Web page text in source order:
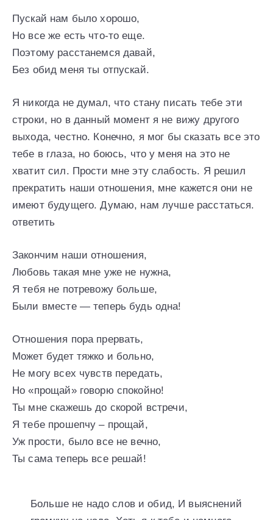
Пускай нам было хорошо,
Но все же есть что-то еще.
Поэтому расстанемся давай,
Без обид меня ты отпускай.
Я никогда не думал, что стану писать тебе эти
строки, но в данный момент я не вижу другого
выхода, честно. Конечно, я мог бы сказать все это
тебе в глаза, но боюсь, что у меня на это не
хватит сил. Прости мне эту слабость. Я решил
прекратить наши отношения, мне кажется они не
имеют будущего. Думаю, нам лучше расстаться.
ответить
Закончим наши отношения,
Любовь такая мне уже не нужна,
Я тебя не потревожу больше,
Были вместе — теперь будь одна!
Отношения пора прервать,
Может будет тяжко и больно,
Не могу всех чувств передать,
Но «прощай» говорю спокойно!
Ты мне скажешь до скорой встречи,
Я тебе прошепчу – прощай,
Уж прости, было все не вечно,
Ты сама теперь все решай!
Больше не надо слов и обид, И выяснений